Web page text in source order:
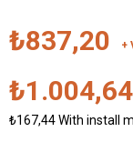
₺837,20 +
₺1.004,64
₺167,44With install